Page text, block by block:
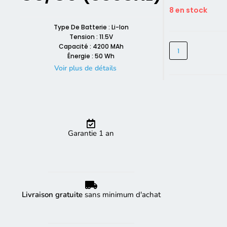
Type De Batterie : Li-Ion
Tension : 11.5V
Capacité : 4200 MAh
Énergie : 50 Wh
Voir plus de détails
Garantie 1 an
Livraison gratuitesans minimum d'achat
8 en stock